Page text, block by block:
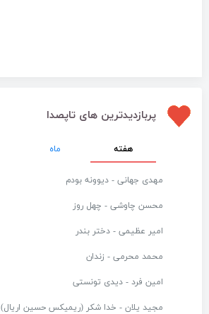
پربازدیدترین های تاپصدا
هفته ماه
مهدی جهانی - دیوونه بودم
محسن چاوشی - چهل روز
امیر عظیمی - دختر بندر
محمد محرمی - زندان
امین فرد - دیدی تونستی
مجید یلان - خدا شکر (ریمیکس حسین اریال)